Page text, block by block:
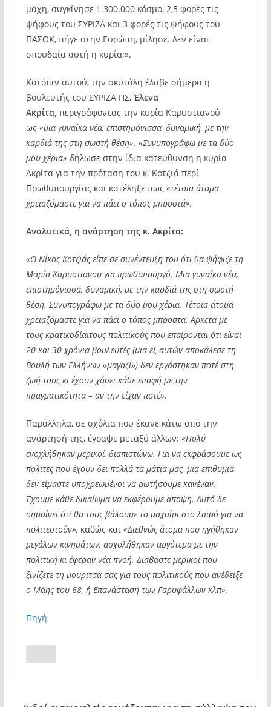
μάχη, συγκίνησε 1.300.000 κόσμο, 2,5 φορές τις
ψήφους του ΣΥΡΙΖΑ και 3 φορές τις ψήφους του
ΠΑΣΟΚ, πήγε στην Ευρώπη, μίλησε. Δεν είναι
σπουδαία αυτή η κυρία;».
Κατόπιν αυτού, την σκυτάλη έλαβε σήμερα η
βουλευτής του ΣΥΡΙΖΑ ΠΣ,Έλενα
Ακρίτα, περιγράφοντας την κυρία Καρυστιανού
ως«μια γυναίκα νέα, επιστημόνισσα, δυναμική, με την
καρδιά της στη σωστή θέση». «Συνυπογράφω με τα δύο
μου χέρια» δήλωσε στην ίδια κατεύθυνση η κυρία
Ακρίτα για την πρόταση του κ. Κοτζιά περί
Πρωθυπουργίας και κατέληξε πως «τέτοια άτομα
χρειαζόμαστε για να πάει ο τόπος μπροστά».
Αναλυτικά, η ανάρτηση της κ. Ακρίτα:
«Ο Νίκος Κοτζιάς είπε σε συνέντευξη του ότι θα ψήφιζε τη
Μαρία Καρυστιανου για πρωθυπουργό. Μια γυναίκα νέα,
επιστημόνισσα, δυναμική, με την καρδιά της στη σωστή
θέση. Συνυπογράφω με τα δύο μου χέρια. Τέτοια άτομα
χρειαζόμαστε για να πάει ο τόπος μπροστά. Αρκετά με
τους κρατικοδίαιτους πολιτικούς που επαίρονται ότι είναι
20 και 30 χρόνια βουλευτές (μια εξ αυτών αποκάλεσε τη
Βουλή των Ελλήνων «μαγαζί») δεν εργάστηκαν ποτέ στη
ζωή τους κι έχουν χάσει κάθε επαφή με την
πραγματικότητα – αν την είχαν ποτέ».
Παράλληλα, σε σχόλια που έκανε κάτω από την
ανάρτησή της, έγραψε μεταξύ άλλων: «Πολύ
ενοχλήθηκαν μερικοί, διαπιστώνω. Για να εκφράσουμε ως
πολίτες που έχουν δει πολλά τα μάτια μας, μια επιθυμία
δεν είμαστε υποχρεωμένοι να ρωτήσουμε κανέναν.
Έχουμε κάθε δικαίωμα να εκφέρουμε αποψη. Αυτό δε
σημαίνει ότι θα τους βάλουμε το μαχαίρι στο λαιμό για να
πολιτευτούν», καθώς και «Διεθνώς άτομα που ηγήθηκαν
μεγάλων κινημάτων, ασχολήθηκαν αργότερα με την
πολιτική κι έφεραν νέα πνοή. Διαβάστε μερικοί που
ξινίζετε τη μουριτσα σας για τους πολιτικούς που ανέδειξε
ο Μάης του 68, ή Επανάσταση των Γαρυφάλλων κλπ».
Πηγή